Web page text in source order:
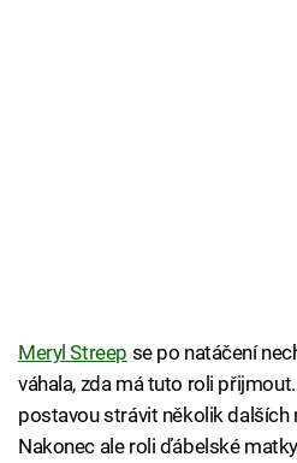
Meryl Streep se po natáčení
váhala, zda má tuto roli
postavou strávit několik dalších
Nakonec ale roli ďábelské